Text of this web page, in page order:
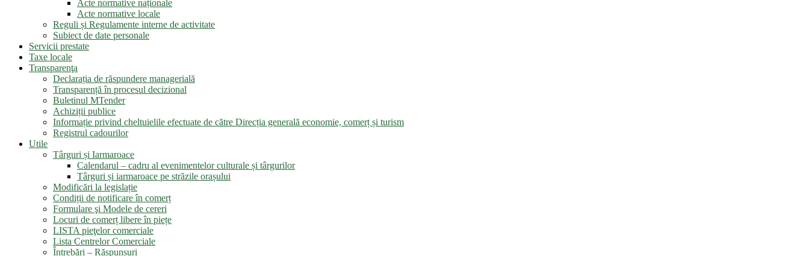
Acte normative naționale
Acte normative locale
Reguli și Regulamente interne de activitate
Subiect de date personale
Servicii prestate
Taxe locale
Transparenţa
Declarația de răspundere managerială
Transparență în procesul decizional
Buletinul MTender
Achiziții publice
Informație privind cheltuielile efectuate de către Direcția generală economie, comerț și turism
Registrul cadourilor
Utile
Târguri și Iarmaroace
Calendarul – cadru al evenimentelor culturale și târgurilor
Târguri și iarmaroace pe străzile orașului
Modificări la legislație
Condiții de notificare în comerț
Formulare şi Modele de cereri
Locuri de comerț libere în piețe
LISTA pieţelor comerciale
Lista Centrelor Comerciale
Întrebări – Răspunsuri